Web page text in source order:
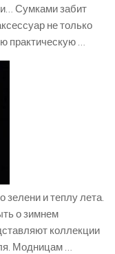
Сумками забит
не только
практическую …
зелени и теплу лета.
о зимнем
коллекции
Модницам …